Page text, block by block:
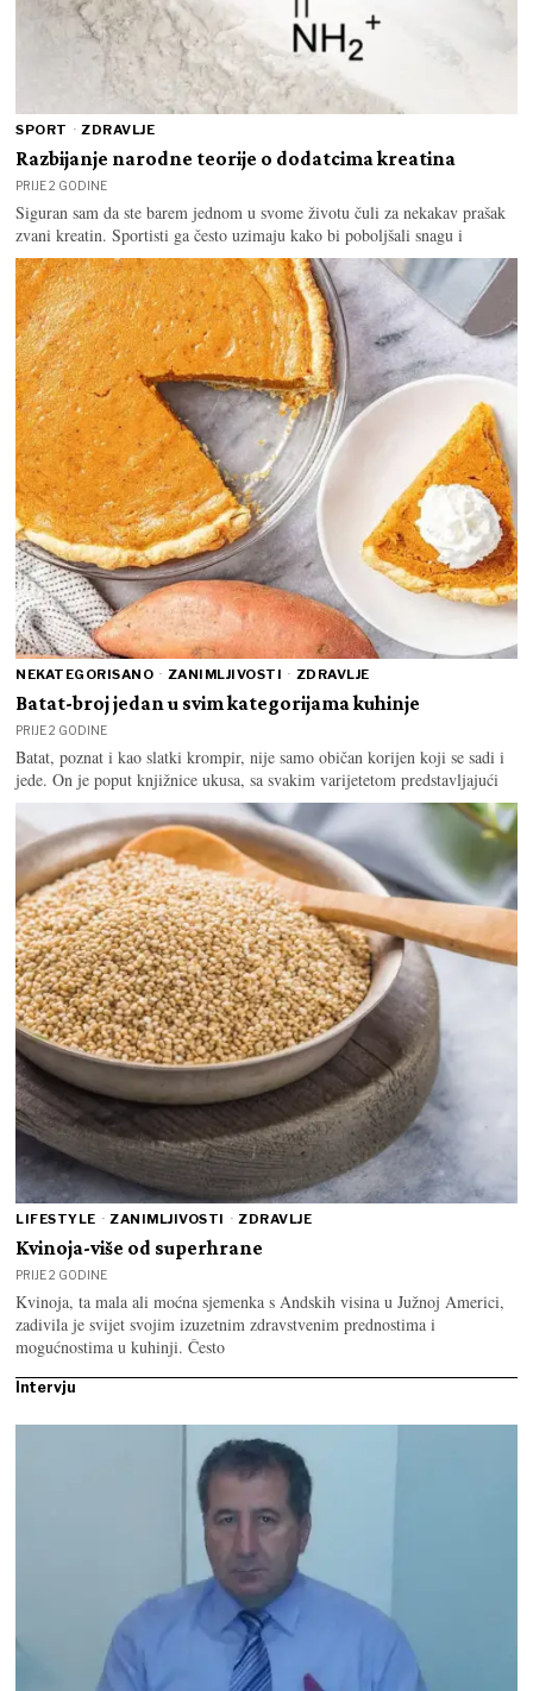
SPORT · ZDRAVLJE
Razbijanje narodne teorije o dodatcima kreatina
PRIJE 2 GODINE
Siguran sam da ste barem jednom u svome životu čuli za nekakav prašak
zvani kreatin. Sportisti ga često uzimaju kako bi poboljšali snagu i
NEKATEGORISANO · ZANIMLJIVOSTI · ZDRAVLJE
Batat-broj jedan u svim kategorijama kuhinje
PRIJE 2 GODINE
Batat, poznat i kao slatki krompir, nije samo običan korijen koji se sadi i
jede. On je poput knjižnice ukusa, sa svakim varijetetom predstavljajući
LIFESTYLE · ZANIMLJIVOSTI · ZDRAVLJE
Kvinoja-više od superhrane
PRIJE 2 GODINE
Kvinoja, ta mala ali moćna sjemenka s Andskih visina u Južnoj Americi,
zadivila je svijet svojim izuzetnim zdravstvenim prednostima i
mogućnostima u kuhinji. Često
Intervju